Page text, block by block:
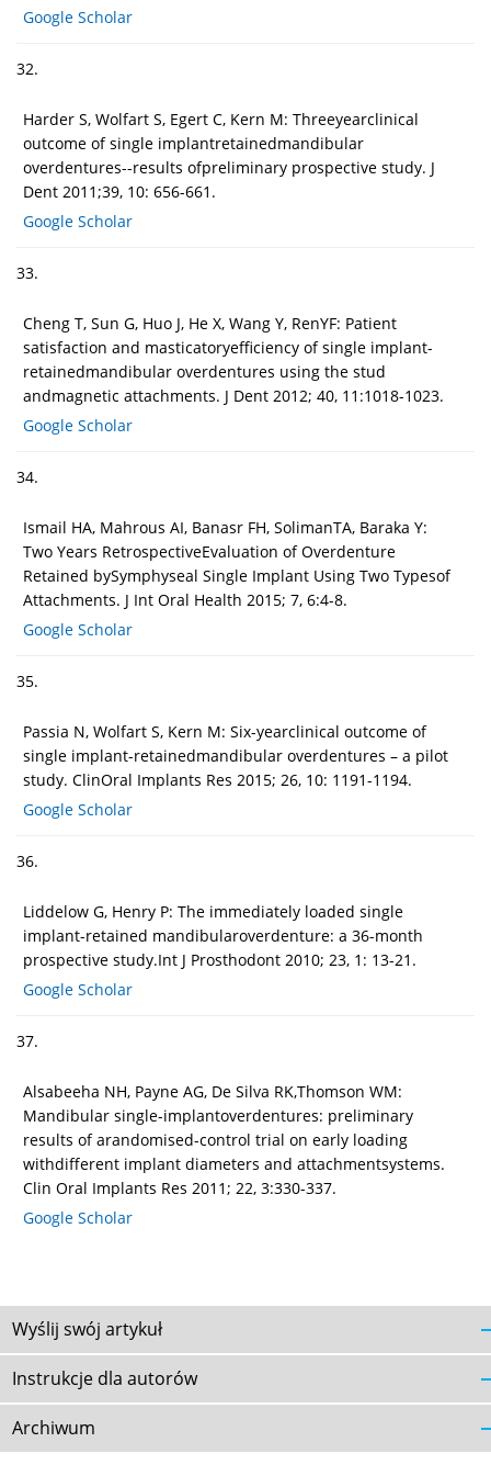
Google Scholar
32.
Harder S, Wolfart S, Egert C, Kern M: Threeyearclinical
outcome of single implantretainedmandibular
overdentures--results ofpreliminary prospective study. J
Dent 2011;39, 10: 656-661.
Google Scholar
33.
Cheng T, Sun G, Huo J, He X, Wang Y, RenYF: Patient
satisfaction and masticatoryefficiency of single implant-
retainedmandibular overdentures using the stud
andmagnetic attachments. J Dent 2012; 40, 11:1018-1023.
Google Scholar
34.
Ismail HA, Mahrous AI, Banasr FH, SolimanTA, Baraka Y:
Two Years RetrospectiveEvaluation of Overdenture
Retained bySymphyseal Single Implant Using Two Typesof
Attachments. J Int Oral Health 2015; 7, 6:4-8.
Google Scholar
35.
Passia N, Wolfart S, Kern M: Six-yearclinical outcome of
single implant-retainedmandibular overdentures – a pilot
study. ClinOral Implants Res 2015; 26, 10: 1191-1194.
Google Scholar
36.
Liddelow G, Henry P: The immediately loaded single
implant-retained mandibularoverdenture: a 36-month
prospective study.Int J Prosthodont 2010; 23, 1: 13-21.
Google Scholar
37.
Alsabeeha NH, Payne AG, De Silva RK,Thomson WM:
Mandibular single-implantoverdentures: preliminary
results of arandomised-control trial on early loading
withdifferent implant diameters and attachmentsystems.
Clin Oral Implants Res 2011; 22, 3:330-337.
Google Scholar
Wyślij swój artykuł
Instrukcje dla autorów
Archiwum